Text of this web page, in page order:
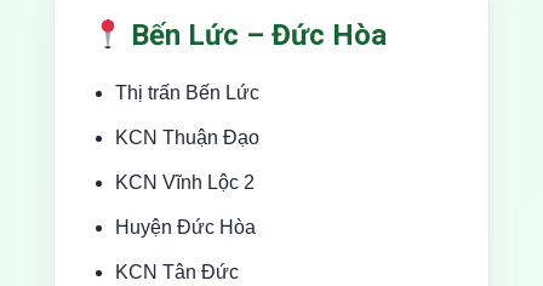
Bến Lức – Đức Hòa
Thị trấn Bến Lức
KCN Thuận Đạo
KCN Vĩnh Lộc 2
Huyện Đức Hòa
KCN Tân Đức